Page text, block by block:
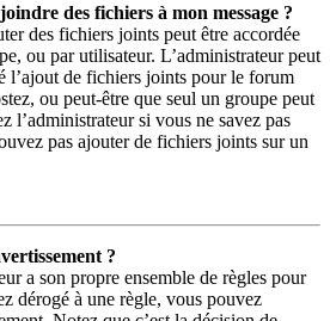
des fichiers à mon message ?
des fichiers joints peut être accordée
ou par utilisateur. L’administrateur peut
l’ajout de fichiers joints pour le forum
ou peut-être que seul un groupe peut
l’administrateur si vous ne savez pas
pas ajouter de fichiers joints sur un
?
a son propre ensemble de règles pour
dérogé à une règle, vous pouvez